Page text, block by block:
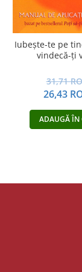
Iubeşte-te pe
vindecă-ţi
31,71
26,43
ADAUGĂ ÎN